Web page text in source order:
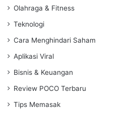
Olahraga & Fitness
Teknologi
Cara Menghindari Saham
Aplikasi Viral
Bisnis & Keuangan
Review POCO Terbaru
Tips Memasak